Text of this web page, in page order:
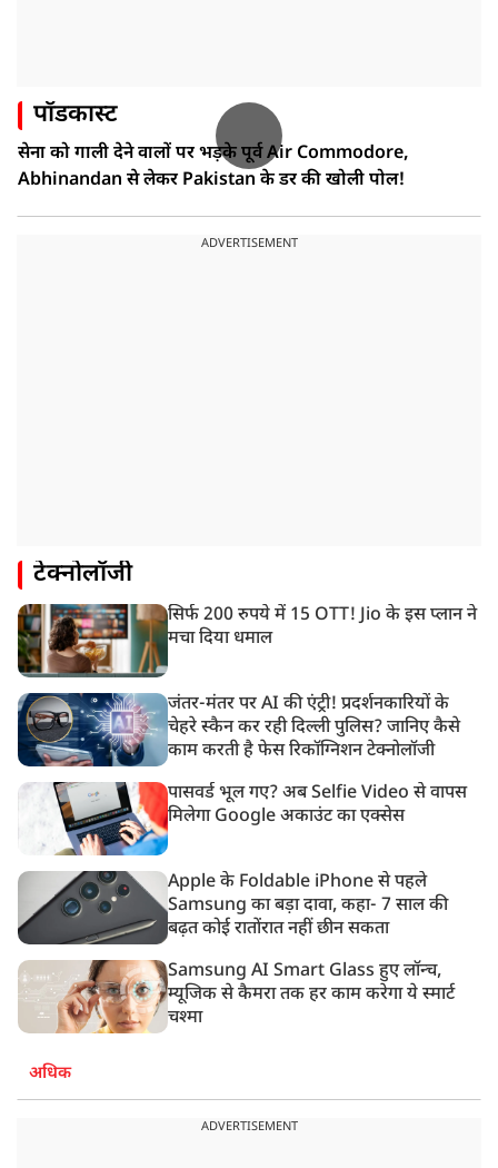
पॉडकास्ट
सेना को गाली देने वालों पर भड़के पूर्व Air Commodore,
Abhinandan से लेकर Pakistan के डर की खोली पोल!
ADVERTISEMENT
टेक्नोलॉजी
सिर्फ 200 रुपये में 15 OTT! Jio के इस प्लान ने
मचा दिया धमाल
जंतर-मंतर पर AI की एंट्री! प्रदर्शनकारियों के
चेहरे स्कैन कर रही दिल्ली पुलिस? जानिए कैसे
काम करती है फेस रिकॉग्निशन टेक्नोलॉजी
पासवर्ड भूल गए? अब Selfie Video से वापस
मिलेगा Google अकाउंट का एक्सेस
Apple के Foldable iPhone से पहले
Samsung का बड़ा दावा, कहा- 7 साल की
बढ़त कोई रातोंरात नहीं छीन सकता
Samsung AI Smart Glass हुए लॉन्च,
म्यूजिक से कैमरा तक हर काम करेगा ये स्मार्ट
चश्मा
अधिक
ADVERTISEMENT